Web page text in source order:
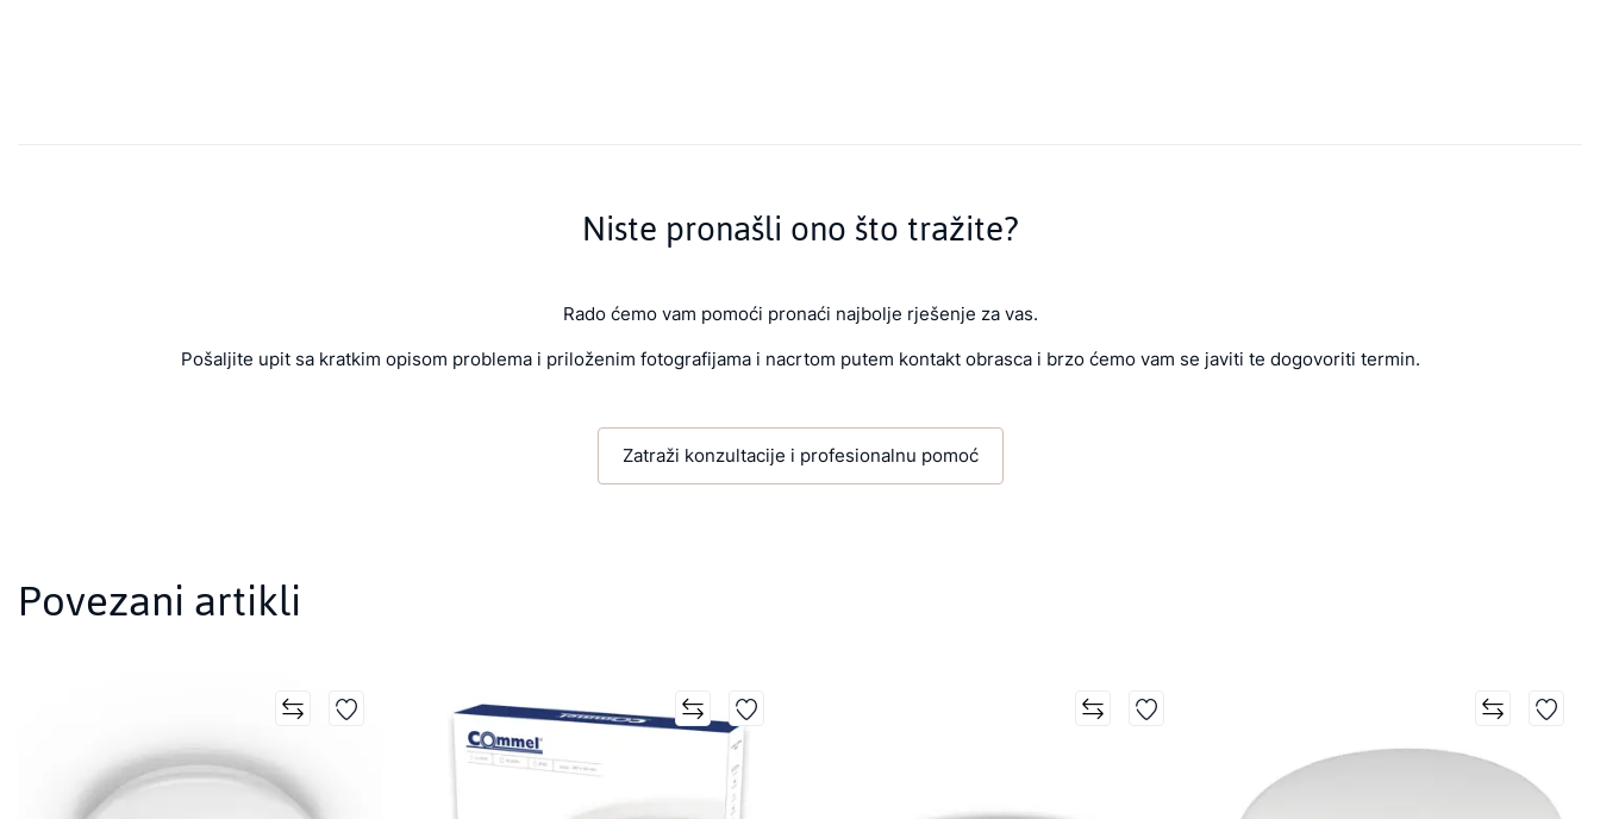
Niste pronašli ono što tražite?
Rado ćemo vam pomoći pronaći najbolje rješenje za vas.
Pošaljite upit sa kratkim opisom problema i priloženim fotografijama i nacrtom putem kontakt obrasca i brzo ćemo vam se javiti te dogovoriti termin.
Zatraži konzultacije i profesionalnu pomoć
Povezani artikli